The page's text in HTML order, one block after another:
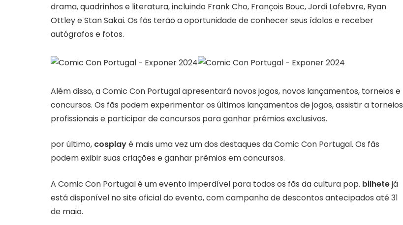
drama, quadrinhos e literatura, incluindo Frank Cho, François Bouc, Jordi Lafebvre, Ryan
Ottley e Stan Sakai. Os fãs terão a oportunidade de conhecer seus ídolos e receber
autógrafos e fotos.
Além disso, a Comic Con Portugal apresentará novos jogos, novos lançamentos, torneios e
concursos. Os fãs podem experimentar os últimos lançamentos de jogos, assistir a torneios
profissionais e participar de concursos para ganhar prêmios exclusivos.
por último, cosplayé mais uma vez um dos destaques da Comic Con Portugal. Os fãs
podem exibir suas criações e ganhar prêmios em concursos.
A Comic Con Portugal é um evento imperdível para todos os fãs da cultura pop. bilhetejá
está disponível no site oficial do evento, com campanha de descontos antecipados até 31
de maio.